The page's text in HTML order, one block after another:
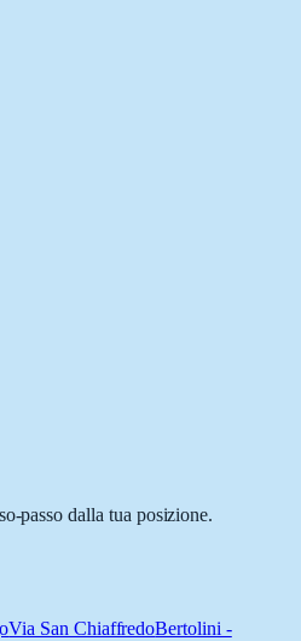
passo dalla tua posizione.
Via San ChiaffredoBertolini -